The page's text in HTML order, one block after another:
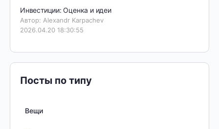
Инвестиции: Оценка и идеи
Автор: Alexandr Karpachev
2026.04.20 18:30:55
Посты по типу
Вещи